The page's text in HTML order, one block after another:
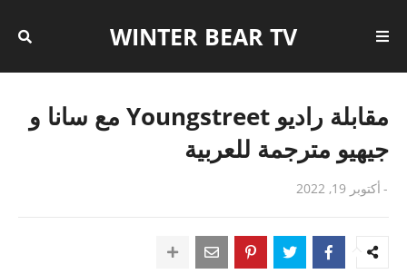
WINTER BEAR TV
مقابلة راديو Youngstreet مع سانا و
جيهيو مترجمة للعربية
- أكتوبر 19, 2022